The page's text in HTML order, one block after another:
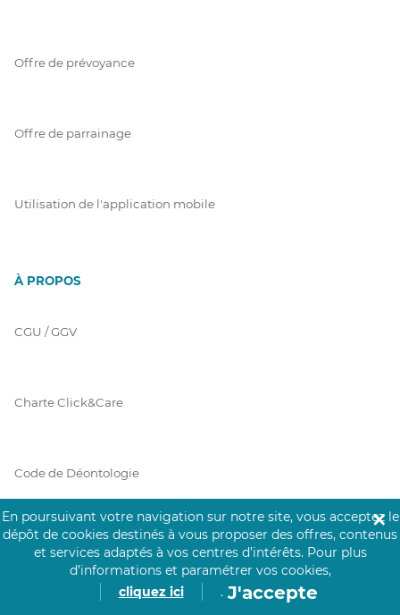
Offre de prévoyance
Offre de parrainage
Utilisation de l'application mobile
À PROPOS
CGU / GGV
Charte Click&Care
Code de Déontologie
Mentions Légales
En poursuivant votre navigation sur notre site, vous acceptez le
dépôt de cookies destinés à vous proposer des offres, contenus
et services adaptés à vos centres d’intérêts. Pour plus
d’informations et paramétrer vos cookies,
cliquez ici
. J'accepte
✕